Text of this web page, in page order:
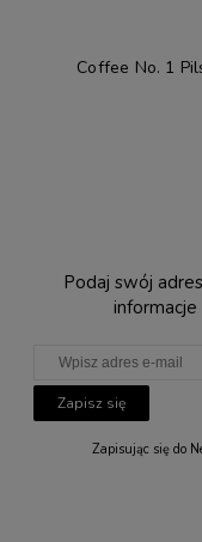
Coffee No. 1
Podaj swój
informacje
Zapisz się
Zapisując się do